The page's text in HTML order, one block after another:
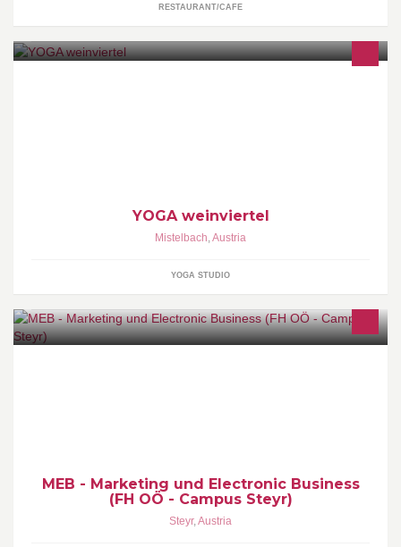
RESTAURANT/CAFE
YOGA weinviertel
Mistelbach,Austria
YOGA STUDIO
MEB - Marketing und Electronic Business
(FH OÖ - Campus Steyr)
Steyr,Austria